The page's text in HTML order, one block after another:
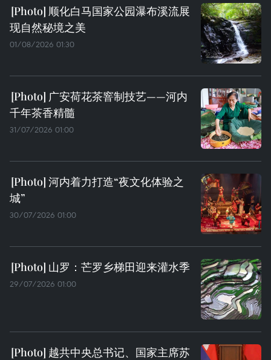
顺化白马国家公园瀑布溪流展
现自然秘境之美
01/08/2026 01:30
广安荷花茶窨制技艺——河内
千年茶香精髓
31/07/2026 01:00
河内着力打造“夜文化体验之
城”
30/07/2026 01:00
山罗：芒罗乡梯田迎来灌水季
29/07/2026 01:00
越共中央总书记、国家主席苏